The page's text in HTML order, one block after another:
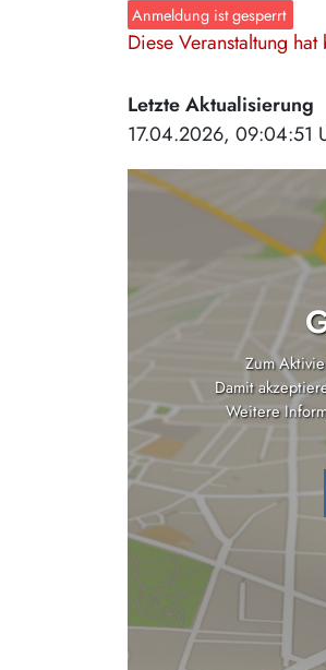
Anmeldung ist gesperrt
Diese Veranstaltung
Letzte Aktualisierung
17.04.2026, 09:04:51
Zum
Damit
Weitere